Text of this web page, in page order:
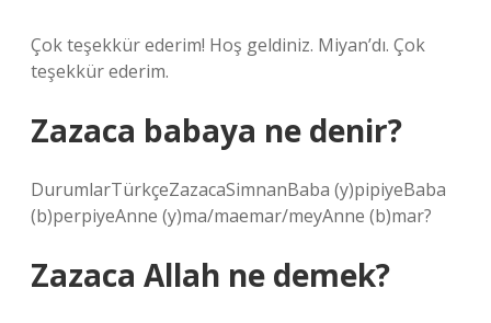
Çok teşekkür ederim! Hoş geldiniz. Miyan’dı. Çok
teşekkür ederim.
Zazaca babaya ne denir?
DurumlarTürkçeZazacaSimnanBaba (y)pipiyeBaba
(b)perpiyeAnne (y)ma/maemar/meyAnne (b)mar?
Zazaca Allah ne demek?